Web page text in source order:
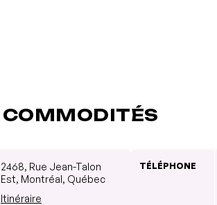
COMMODITÉS
2468, Rue Jean-Talon
Est, Montréal, Québec
Itinéraire
TÉLÉPHONE